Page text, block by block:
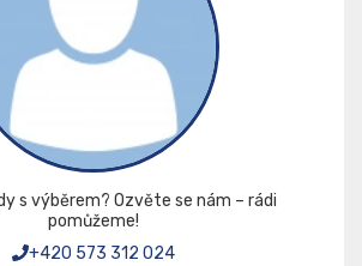
s výběrem? Ozvěte se nám – rádi
pomůžeme!
+420 573 312 024